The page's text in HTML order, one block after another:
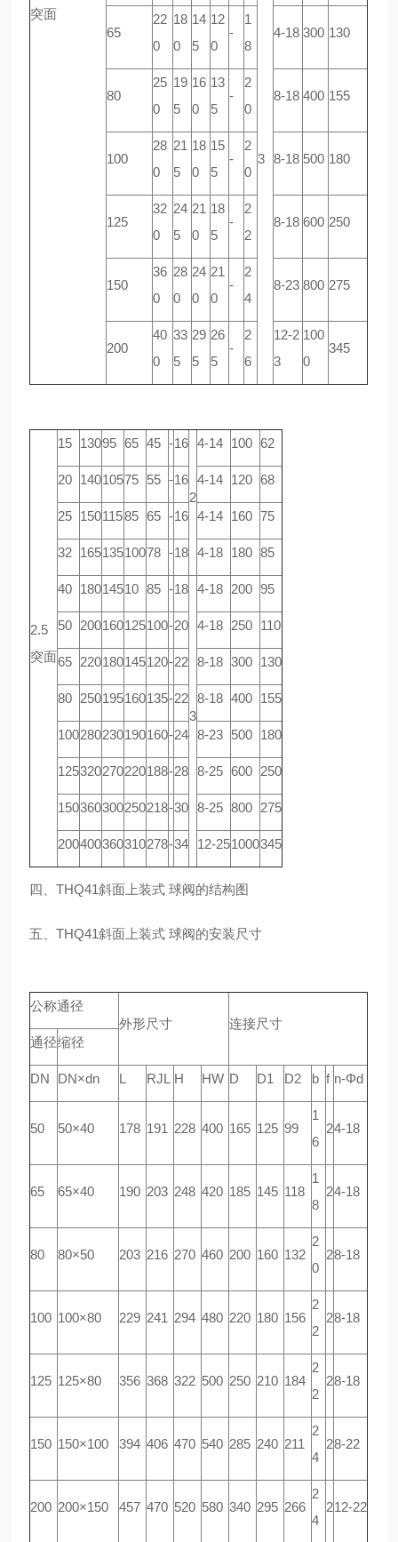
突面
3
65
22
0
18
0
14
5
12
0
-
1
8
4-18 300 130
80
25
0
19
5
16
0
13
5
-
2
0
8-18 400 155
100
28
0
21
5
18
0
15
5
-
2
0
8-18 500 180
125
32
0
24
5
21
0
18
5
-
2
2
8-18 600 250
150
36
0
28
0
24
0
21
0
-
2
4
8-23 800 275
200
40
0
33
5
29
5
26
5
-
2
6
12-2
3
100
0
345
2.5
突面
15 13095 65 45 -16
2
4-14 100 62
20 14010575 55 -16 4-14 120 68
25 15011585 65 -16 4-14 160 75
32 16513510078 -18 4-18 180 85
40 18014510 85 -18
3
4-18 200 95
50 200160125100-20 4-18 250 110
65 220180145120-22 8-18 300 130
80 250195160135-22 8-18 400 155
100280230190160-24 8-23 500 180
125320270220188-28 8-25 600 250
150360300250218-30 8-25 800 275
200400360310278-34 12-251000345
四、THQ41斜面上装式 球阀的结构图
五、THQ41斜面上装式 球阀的安装尺寸
公称通径
外形尺寸
连接尺寸
通径缩径
DN DN×dn L RJL H HW D D1 D2 b f n-Φd
50 50×40 178 191 228 400 165 125 99
1
6
24-18
65 65×40 190 203 248 420 185 145 118
1
8
24-18
80 80×50 203 216 270 460 200 160 132
2
0
28-18
100 100×80 229 241 294 480 220 180 156
2
2
28-18
125 125×80 356 368 322 500 250 210 184
2
2
28-18
150 150×100 394 406 470 540 285 240 211
2
4
28-22
200 200×150 457 470 520 580 340 295 266
2
4
212-22